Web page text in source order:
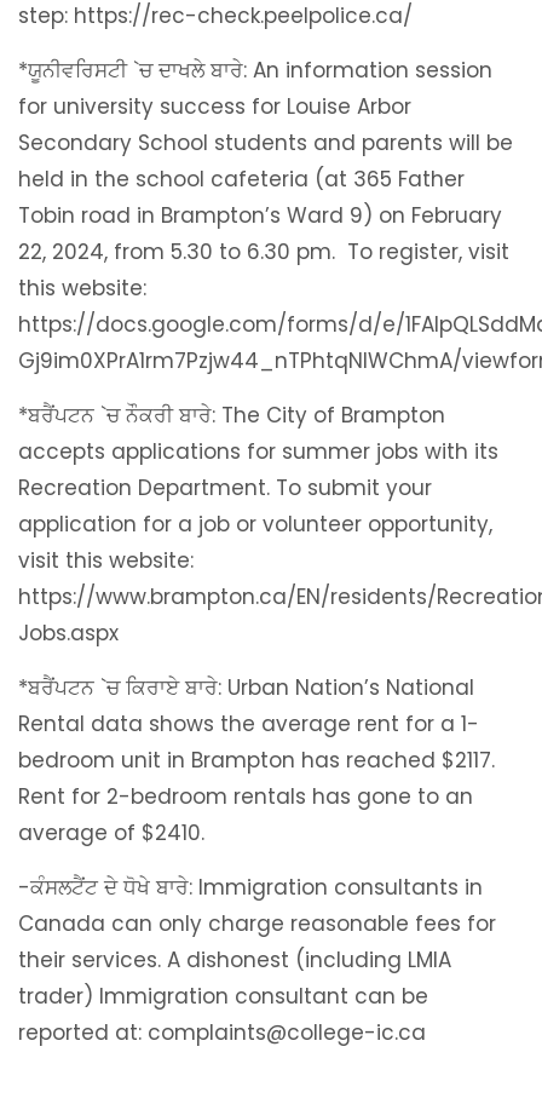
step: https://rec-check.peelpolice.ca/
*ਯੂਨੀਵਰਿਸਟੀ `ਚ ਦਾਖਲੇ ਬਾਰੇ: An information session
for university success for Louise Arbor
Secondary School students and parents will be
held in the school cafeteria (at 365 Father
Tobin road in Brampton’s Ward 9) on February
22, 2024, from 5.30 to 6.30 pm. To register, visit
this website:
https://docs.google.com/forms/d/e/
Gj9im0XPrA1rm7Pzjw44_nTPhtqNIWChmA/
*ਬਰੈਂਪਟਨ `ਚ ਨੌਕਰੀ ਬਾਰੇ: The City of Brampton
accepts applications for summer jobs with its
Recreation Department. To submit your
application for a job or volunteer opportunity,
visit this website:
https://www.brampton.ca/EN/residents/
Jobs.aspx
*ਬਰੈਂਪਟਨ `ਚ ਕਿਰਾਏ ਬਾਰੇ: Urban Nation’s National
Rental data shows the average rent for a 1-
bedroom unit in Brampton has reached $2117.
Rent for 2-bedroom rentals has gone to an
average of $2410.
-ਕੰਸਲਟੈਂਟ ਦੇ ਧੋਖੇ ਬਾਰੇ: Immigration consultants in
Canada can only charge reasonable fees for
their services. A dishonest (including LMIA
trader) Immigration consultant can be
reported at: complaints@college-ic.ca